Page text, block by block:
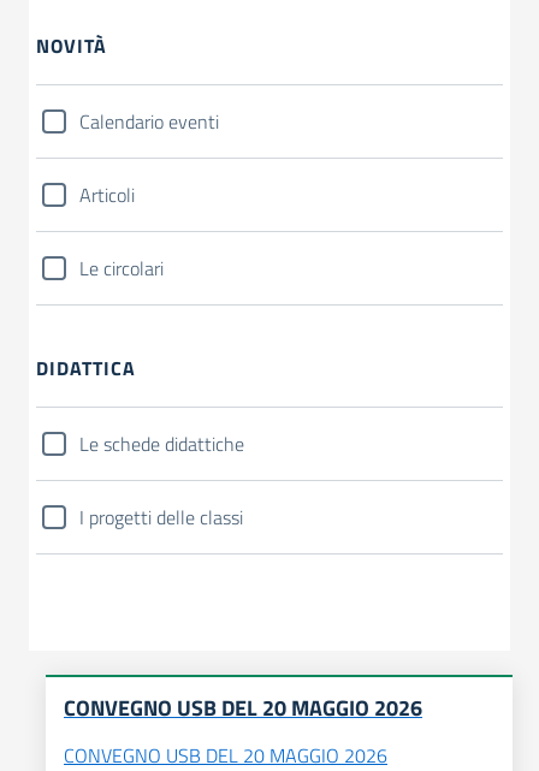
NOVITÀ
Calendario eventi
Articoli
Le circolari
DIDATTICA
Le schede didattiche
I progetti delle classi
CONVEGNO USB DEL 20 MAGGIO 2026
CONVEGNO USB DEL 20 MAGGIO 2026